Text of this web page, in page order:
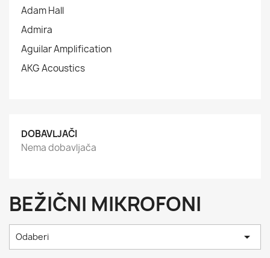
Adam Hall
Admira
Aguilar Amplification
AKG Acoustics
DOBAVLJAČI
Nema dobavljača
BEŽIČNI MIKROFONI
Odaberi 